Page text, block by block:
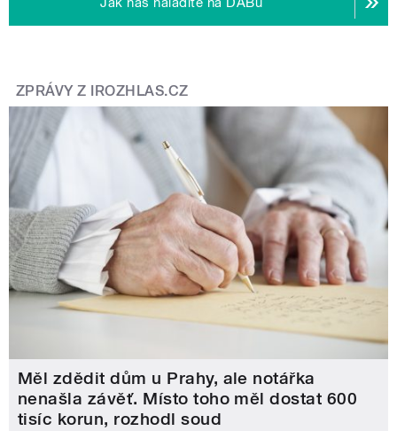
ZPRÁVY Z IROZHLAS.CZ
Měl zdědit dům u Prahy, ale notářka
nenašla závěť. Místo toho měl dostat 600
tisíc korun, rozhodl soud